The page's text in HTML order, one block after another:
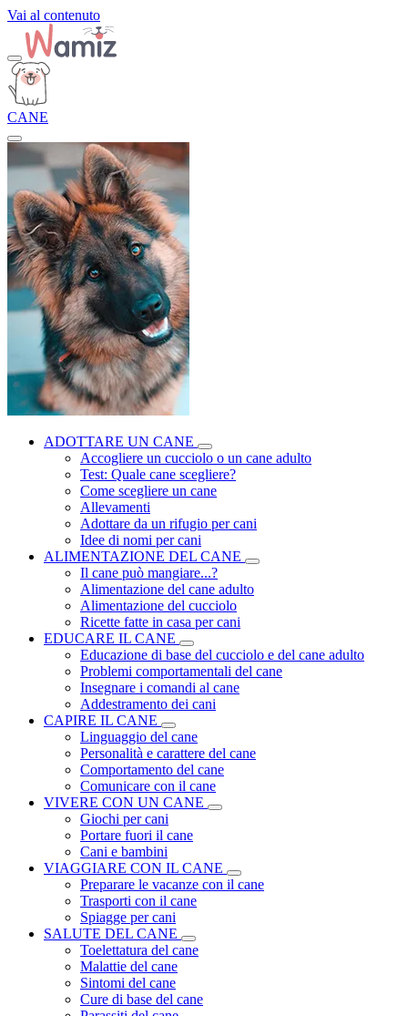
Vai al contenuto
CANE
ADOTTARE UN CANE
Accogliere un cucciolo o un cane adulto
Test: Quale cane scegliere?
Come scegliere un cane
Allevamenti
Adottare da un rifugio per cani
Idee di nomi per cani
ALIMENTAZIONE DEL CANE
Il cane può mangiare...?
Alimentazione del cane adulto
Alimentazione del cucciolo
Ricette fatte in casa per cani
EDUCARE IL CANE
Educazione di base del cucciolo e del cane adulto
Problemi comportamentali del cane
Insegnare i comandi al cane
Addestramento dei cani
CAPIRE IL CANE
Linguaggio del cane
Personalità e carattere del cane
Comportamento del cane
Comunicare con il cane
VIVERE CON UN CANE
Giochi per cani
Portare fuori il cane
Cani e bambini
VIAGGIARE CON IL CANE
Preparare le vacanze con il cane
Trasporti con il cane
Spiagge per cani
SALUTE DEL CANE
Toelettatura del cane
Malattie del cane
Sintomi del cane
Cure di base del cane